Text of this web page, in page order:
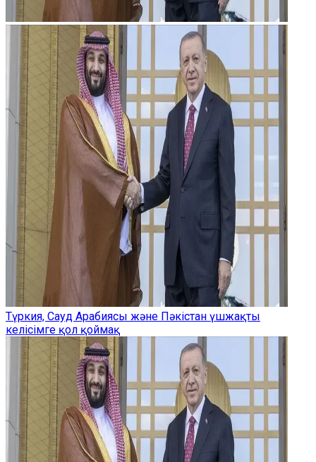
Түркия, Сауд Арабиясы және Пәкістан үшжақты
келісімге қол қоймақ